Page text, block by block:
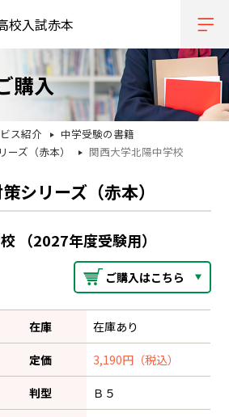
校入試赤本
購入
ス紹介
中学受験の書籍
ズ（赤本）
関西大学北陽中学校
シリーズ（赤本）
（2027年度受験用）
ご購入はこちら
在庫 在庫あり
定価 3,190円（税込）
判型 Ｂ５